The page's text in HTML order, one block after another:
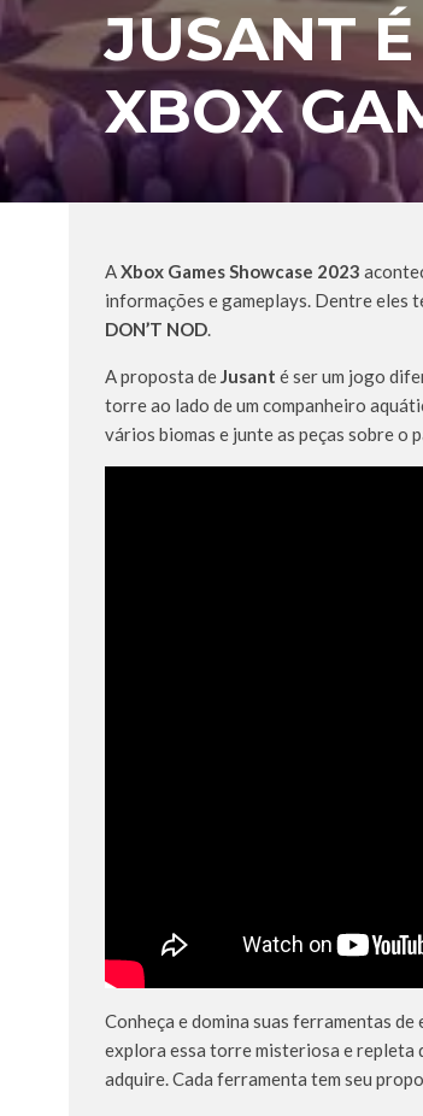
JUSANT
XBOX
AXbox Games Showcase 2023
informações e gameplays. Dentre eles
DON’T NOD
A proposta de Jusant é ser um jogo
torre ao lado de um companheiro
vários biomas e junte as peças sobre o
Conheça e domina suas ferramentas
explora essa torre misteriosa e repleta
adquire. Cada ferramenta tem seu